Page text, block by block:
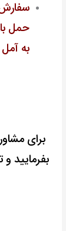
سفارش
حمل
به آمل
برای
بفرمایید و